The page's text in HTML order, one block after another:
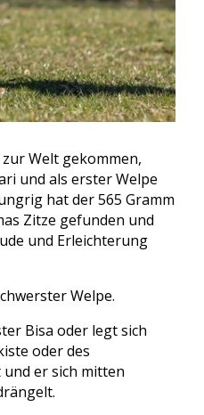
zur Welt gekommen,
und als erster Welpe
hat der 565 Gramm
Zitze gefunden und
und Erleichterung
Welpe.
Bisa oder legt sich
oder des
und er sich mitten